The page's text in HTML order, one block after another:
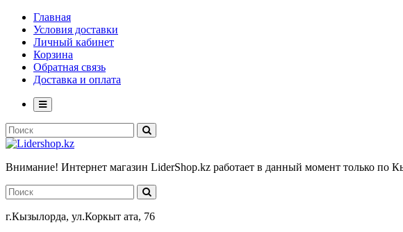
Главная
Условия доставки
Личный кабинет
Корзина
Обратная связь
Доставка и оплата
Внимание! Интернет магазин LiderShop.kz работает в данный момент только по
г.Кызылорда, ул.Коркыт ата, 76